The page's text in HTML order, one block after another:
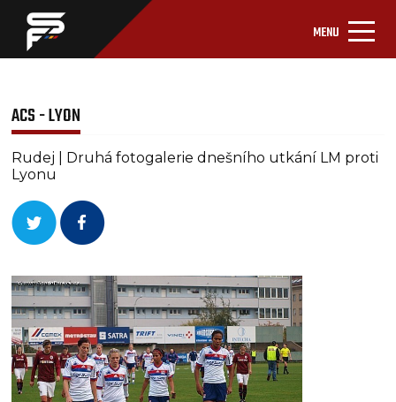
MENU
ACS - LYON
Rudej | Druhá fotogalerie dnešního utkání LM proti
Lyonu